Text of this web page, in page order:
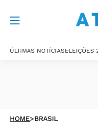
ÚLTIMAS NOTÍCIASELEIÇÕES
HOME>BRASIL